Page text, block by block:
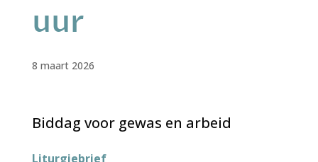
uur
8 maart 2026
Biddag voor gewas en arbeid
Liturgiebrief